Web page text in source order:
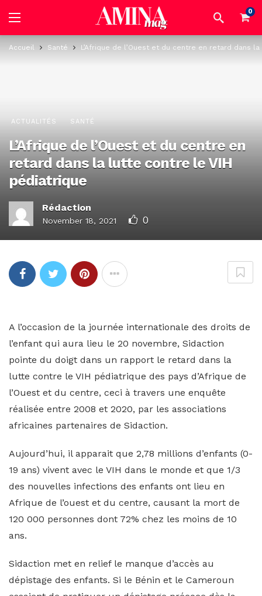
0
Accueil Santé L’Afrique de l’Ouest et du centre en retard dans
ACTUALITÉS SANTÉ
L’Afrique de l’Ouest et du centre en
retard dans la lutte contre le VIH
pédiatrique
Rédaction
November 18, 2021 0
A l’occasion de la journée internationale des droits de
l’enfant qui aura lieu le 20 novembre, Sidaction
pointe du doigt dans un rapport le retard dans la
lutte contre le VIH pédiatrique des pays d’Afrique de
l’Ouest et du centre, ceci à travers une enquête
réalisée entre 2008 et 2020, par les associations
africaines partenaires de Sidaction.
Aujourd’hui, il apparait que 2,78 millions d’enfants (0-
19 ans) vivent avec le VIH dans le monde et que 1/3
des nouvelles infections des enfants ont lieu en
Afrique de l’ouest et du centre, causant la mort de
120 000 personnes dont 72% chez les moins de 10
ans.
Sidaction met en relief le manque d’accès au
dépistage des enfants. Si le Bénin et le Cameroun